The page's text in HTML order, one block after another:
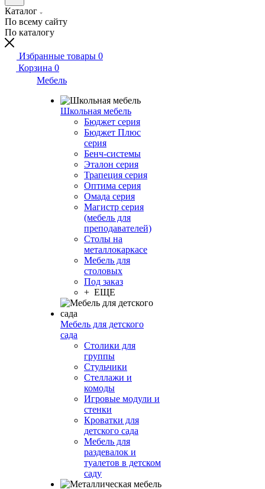
Каталог
По всему сайту
По каталогу
Избранные товары 0
Корзина 0
Мебель
Школьная мебель
Бюджет серия
Бюджет Плюс
серия
Бенч-системы
Эталон серия
Трапеция серия
Оптима серия
Омада серия
Магистр серия
(мебель для
преподавателей)
Столы на
металлокаркасе
Мебель для
столовых
Под заказ
+ ЕЩЕ
Мебель для детского
сада
Столики для
группы
Стульчики
Стеллажи и
комоды
Игровые модули и
стенки
Кроватки для
детского сада
Мебель для
раздевалок и
туалетов в детском
саду